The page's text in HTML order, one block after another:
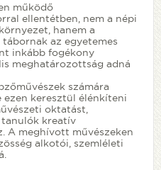
működő
ellentétben, nem a népi
hanem a
az egyetemes
inkább fogékony
meghatározottság adná
számára
keresztül élénkíteni
oktatást,
kreatív
A meghívott művészeken
alkotói, szemléleti